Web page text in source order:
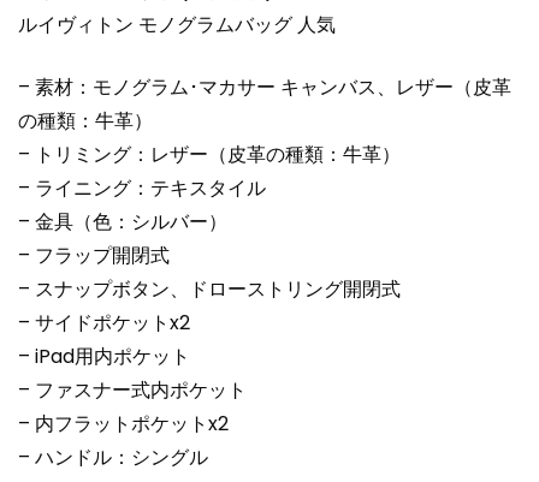
個
ルイヴィトン モノグラムバッグ 人気
– 素材：モノグラム･マカサー キャンバス、レザー（皮革
の種類：牛革）
– トリミング：レザー（皮革の種類：牛革）
– ライニング：テキスタイル
– 金具（色：シルバー）
– フラップ開閉式
– スナップボタン、ドローストリング開閉式
– サイドポケットx2
– iPad用内ポケット
– ファスナー式内ポケット
– 内フラットポケットx2
– ハンドル：シングル